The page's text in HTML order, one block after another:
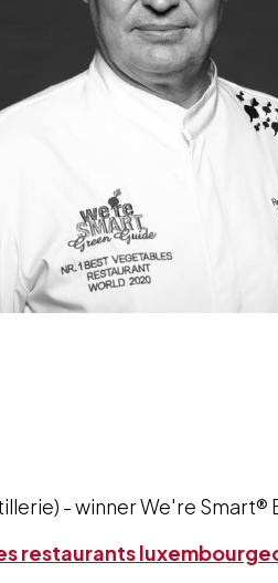
- winner We're
restaurants